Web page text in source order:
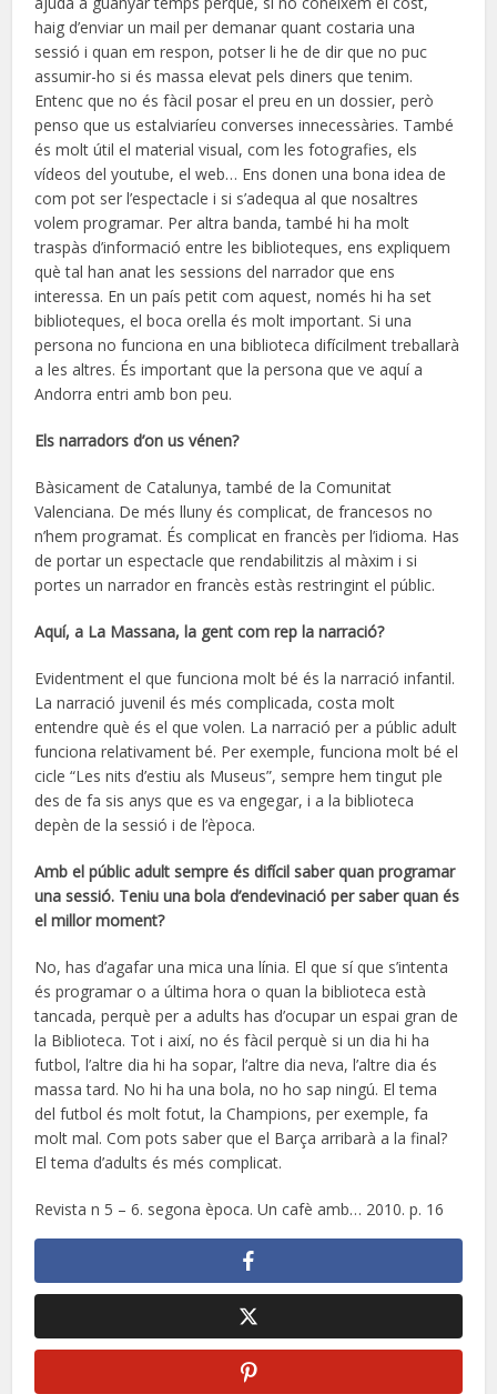
haig d’enviar un mail per demanar quant costaria una
sessió i quan em respon, potser li he de dir que no puc
assumir-ho si és massa elevat pels diners que tenim.
Entenc que no és fàcil posar el preu en un dossier, però
penso que us estalviaríeu converses innecessàries. També
és molt útil el material visual, com les fotografies, els
vídeos del youtube, el web… Ens donen una bona idea de
com pot ser l’espectacle i si s’adequa al que nosaltres
volem programar. Per altra banda, també hi ha molt
traspàs d’informació entre les biblioteques, ens expliquem
què tal han anat les sessions del narrador que ens
interessa. En un país petit com aquest, només hi ha set
biblioteques, el boca orella és molt important. Si una
persona no funciona en una biblioteca difícilment treballarà
a les altres. És important que la persona que ve aquí a
Andorra entri amb bon peu.
Els narradors d’on us vénen?
Bàsicament de Catalunya, també de la Comunitat
Valenciana. De més lluny és complicat, de francesos no
n’hem programat. És complicat en francès per l’idioma. Has
de portar un espectacle que rendabilitzis al màxim i si
portes un narrador en francès estàs restringint el públic.
Aquí, a La Massana, la gent com rep la narració?
Evidentment el que funciona molt bé és la narració infantil.
La narració juvenil és més complicada, costa molt
entendre què és el que volen. La narració per a públic adult
funciona relativament bé. Per exemple, funciona molt bé el
cicle “Les nits d’estiu als Museus”, sempre hem tingut ple
des de fa sis anys que es va engegar, i a la biblioteca
depèn de la sessió i de l’època.
Amb el públic adult sempre és difícil saber quan programar
una sessió. Teniu una bola d’endevinació per saber quan és
el millor moment?
No, has d’agafar una mica una línia. El que sí que s’intenta
és programar o a última hora o quan la biblioteca està
tancada, perquè per a adults has d’ocupar un espai gran de
la Biblioteca. Tot i així, no és fàcil perquè si un dia hi ha
futbol, l’altre dia hi ha sopar, l’altre dia neva, l’altre dia és
massa tard. No hi ha una bola, no ho sap ningú. El tema
del futbol és molt fotut, la Champions, per exemple, fa
molt mal. Com pots saber que el Barça arribarà a la final?
El tema d’adults és més complicat.
Revista n 5 – 6. segona època. Un cafè amb… 2010. p. 16